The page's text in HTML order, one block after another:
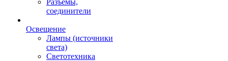
Разъемы,
соединители
Освещение
Лампы (источники
света)
Светотехника